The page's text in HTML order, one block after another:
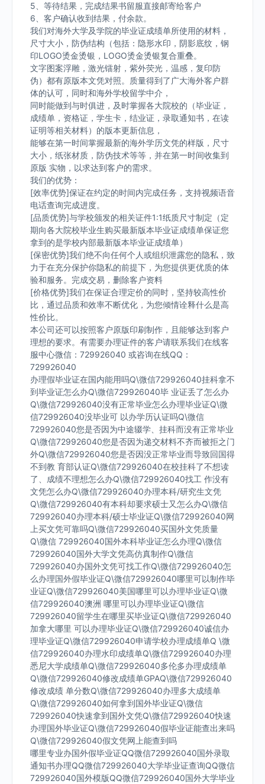
5、等待结果，完成结果书留服直接邮寄给客户
6、客户确认收到结果，付余款。
我们对海外大学及学院的毕业证成绩单所使用的材料，
尺寸大小，防伪结构（包括：隐形水印，阴影底纹，钢
印LOGO烫金烫银，LOGO烫金烫银复合重叠。
文字图案浮雕，激光镭射，紫外荧光，温感，复印防
伪）都有原版本文凭对照。质量得到了广大海外客户群
体的认可，同时和海外学校留学中介，
同时能做到与时俱进，及时掌握各大院校的（毕业证，
成绩单，资格证，学生卡，结业证，录取通知书，在读
证明等相关材料）的版本更新信息，
能够在第一时间掌握最新的海外学历文凭的样版，尺寸
大小，纸张材质，防伪技术等等，并在第一时间收集到
原版 实物，以求达到客户的需求。
我们的优势：
[效率优势]保证在约定的时间内完成任务，支持视频语音
电话查询完成进度。
[品质优势]与学校颁发的相关证件1:1纸质尺寸制定（定
期向各大院校毕业生购买最新版本毕业证成绩单保证您
拿到的是学校内部最新版本毕业证成绩单）
[保密优势]我们绝不向任何个人或组织泄露您的隐私，致
力于在充分保护你隐私的前提下，为您提供更优质的体
验和服务。完成交易，删除客户资料
[价格优势]我们在保证合理定价的同时，坚持较高性价
比，通过品质和效率不断优化，为您倾情诠释什么是高
性价比。
本公司还可以按照客户原版印刷制作，且能够达到客户
理想的要求。有需要办理证件的客户请联系我们在线客
服中心微信：729926040 或咨询在线QQ：
729926040
办理假毕业证在国内能用吗Q\微信729926040挂科拿不
到毕业证怎么办Q\微信729926040毕 业证丢了怎么办
Q\微信729926040没有正常毕业怎么办理毕业证Q\微
信729926040没毕业可 以办学历认证吗Q\微信
729926040您是否因为中途辍学、挂科而没有正常毕业
Q\微信729926040您是否因为递交材料不齐而被拒之门
外Q\微信729926040您是否因没正常毕业而导致回国得
不到教 育部认证Q\微信729926040在校挂科了不想读
了、成绩不理想怎么办Q\微信729926040找工 作没有
文凭怎么办Q\微信729926040办理本科/研究生文凭
Q\微信729926040有本科却要求硕士又怎么办Q\微信
729926040办理本科/硕士毕业证Q\微信729926040网
上买文凭可靠吗Q\微信729926040买国外文凭质量
Q\微信 729926040国外本科毕业证怎么办理Q\微信
729926040国外大学文凭高仿真制作Q\微信
729926040办国外文凭可找工作Q\微信729926040怎
么办理国外假毕业证Q\微信729926040哪里可以制作毕
业证Q\微信729926040美国哪里可以办理毕业证Q\微
信729926040澳洲 哪里可以办理毕业证Q\微信
729926040留学生在哪里买毕业证Q\微信729926040
加拿大哪里 可以办理毕业证Q\微信729926040诚信办
理毕业证Q\微信729926040申请学校办理成绩单Q \微
信729926040办理水印成绩单Q\微信729926040办理
悉尼大学成绩单Q\微信729926040多伦多办理成绩单
Q\微信729926040修改成绩单GPAQ\微信729926040
修改成绩 单分数Q\微信729926040办理多大成绩单
Q\微信729926040如何拿到国外毕业证Q\微信
729926040快速拿到国外文凭Q\微信729926040快速
办理国外毕业证Q\微信729926040假毕业证能查出来吗
Q\微信729926040假文凭网上能查到吗
哪里专业办国外假毕业证QQ微信729926040国外录取
通知书办理QQ微信729926040大学毕业证查询QQ微信
729926040国外模版QQ微信729926040国外大学毕业